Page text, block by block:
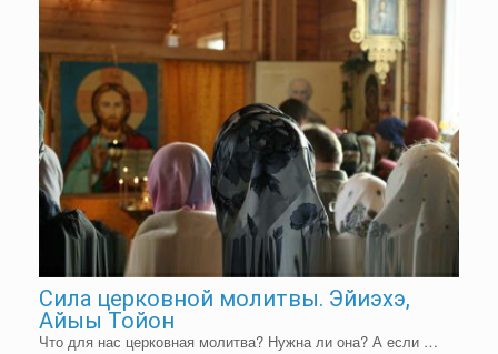
Сила церковной молитвы. Эйиэхэ,
Айыы Тойон
Что для нас церковная молитва? Нужна ли она? А если …